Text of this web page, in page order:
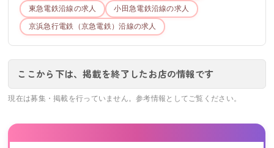
東急電鉄沿線の求人 小田急電鉄沿線の求人
京浜急行電鉄（京急電鉄）沿線の求人
ここから下は、掲載を終了したお店の情報です
現在は募集・掲載を行っていません。参考情報としてご覧ください。